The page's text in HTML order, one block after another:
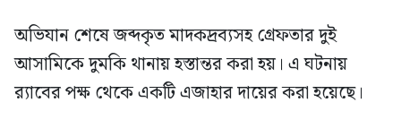
অভিযান শেষে জব্দকৃত মাদকদ্রব্যসহ গ্রেফতার দুই
আসামিকে দুমকি থানায় হস্তান্তর করা হয়। এ ঘটনায়
র‍্যাবের পক্ষ থেকে একটি এজাহার দায়ের করা হয়েছে।